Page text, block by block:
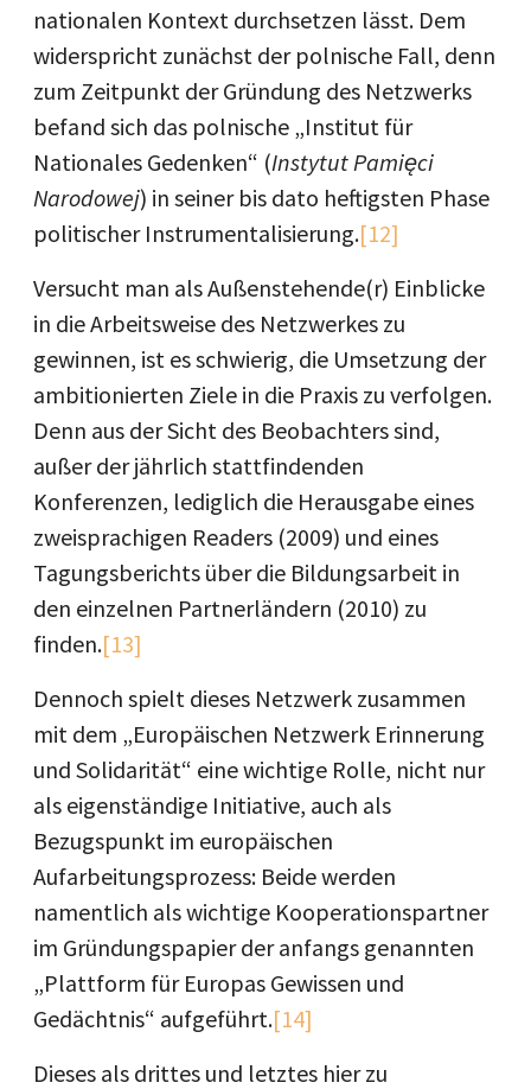
nationalen Kontext durchsetzen lässt. Dem
widerspricht zunächst der polnische Fall, denn
zum Zeitpunkt der Gründung des Netzwerks
befand sich das polnische „Institut für
Nationales Gedenken“ (Instytut Pamięci
Narodowej) in seiner bis dato heftigsten Phase
politischer Instrumentalisierung.[12]
Versucht man als Außenstehende(r) Einblicke
in die Arbeitsweise des Netzwerkes zu
gewinnen, ist es schwierig, die Umsetzung der
ambitionierten Ziele in die Praxis zu verfolgen.
Denn aus der Sicht des Beobachters sind,
außer der jährlich stattfindenden
Konferenzen, lediglich die Herausgabe eines
zweisprachigen Readers (2009) und eines
Tagungsberichts über die Bildungsarbeit in
den einzelnen Partnerländern (2010) zu
finden.[13]
Dennoch spielt dieses Netzwerk zusammen
mit dem „Europäischen Netzwerk Erinnerung
und Solidarität“ eine wichtige Rolle, nicht nur
als eigenständige Initiative, auch als
Bezugspunkt im europäischen
Aufarbeitungsprozess: Beide werden
namentlich als wichtige Kooperationspartner
im Gründungspapier der anfangs genannten
„Plattform für Europas Gewissen und
Gedächtnis“ aufgeführt.[14]
Dieses als drittes und letztes hier zu